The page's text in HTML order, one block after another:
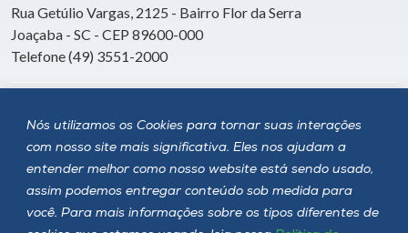
Nós utilizamos os Cookies para tornar suas interações
com nosso site mais significativa. Eles nos ajudam a
entender melhor como nosso website está sendo usado,
assim podemos entregar conteúdo sob medida para
você. Para mais informações sobre os tipos diferentes de
Rua Getúlio Vargas, 2125 - Bairro Flor da Serra
Joaçaba - SC - CEP 89600-000
Telefone (49) 3551-2000
Siga a Unoesc